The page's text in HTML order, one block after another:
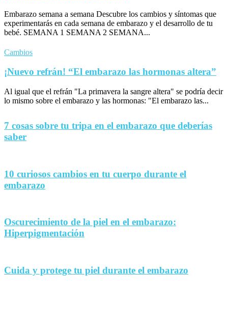
Embarazo semana a semana Descubre los cambios y síntomas que
experimentarás en cada semana de embarazo y el desarrollo de tu
bebé. SEMANA 1 SEMANA 2 SEMANA...
Cambios
¡Nuevo refrán! “El embarazo las hormonas altera”
Al igual que el refrán "La primavera la sangre altera" se podría decir
lo mismo sobre el embarazo y las hormonas: "El embarazo las...
7 cosas sobre tu tripa en el embarazo que deberías
saber
10 curiosos cambios en tu cuerpo durante el
embarazo
Oscurecimiento de la piel en el embarazo:
Hiperpigmentación
Cuida y protege tu piel durante el embarazo